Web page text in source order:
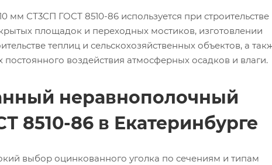
мм СТ3СП ГОСТ 8510-86 используется при строительстве
площадок и переходных мостиков, изготовлении
теплиц и сельскохозяйственных объектов, а
постоянного воздействия атмосферных осадков и влаги.
неравнополочный
8510-86 в Екатеринбурге
выбор оцинкованного уголка по сечениям и типам